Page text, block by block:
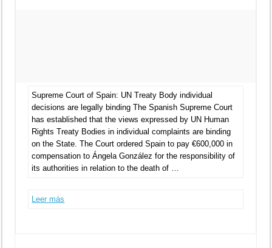
Supreme Court of Spain: UN Treaty Body individual
decisions are legally binding The Spanish Supreme Court
has established that the views expressed by UN Human
Rights Treaty Bodies in individual complaints are binding
on the State. The Court ordered Spain to pay €600,000 in
compensation to Ángela González for the responsibility of
its authorities in relation to the death of …
Leer más